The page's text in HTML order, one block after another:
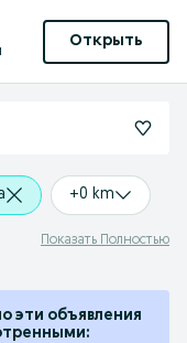
Открыть
+0 km
Показать Полностью
эти объявления